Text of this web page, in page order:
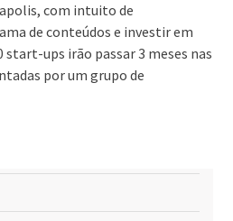
com intuito de
de conteúdos e investir em
ups irão passar 3 meses nas
por um grupo de